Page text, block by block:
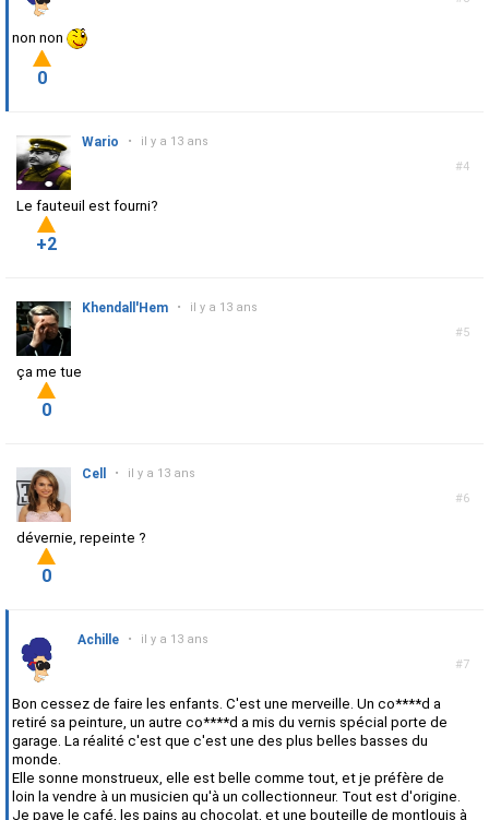
non non
0
#4
Wario • il y a 13 ans
Le fauteuil est fourni?
+2
#5
Khendall'Hem • il y a 13 ans
ça me tue
0
#6
Cell • il y a 13 ans
dévernie, repeinte ?
0
#7
Achille • il y a 13 ans
Bon cessez de faire les enfants. C'est une merveille. Un co****d a
retiré sa peinture, un autre co****d a mis du vernis spécial porte de
garage. La réalité c'est que c'est une des plus belles basses du
monde.
Elle sonne monstrueux, elle est belle comme tout, et je préfère de
loin la vendre à un musicien qu'à un collectionneur. Tout est d'origine.
Je paye le café, les pains au chocolat, et une bouteille de montlouis à